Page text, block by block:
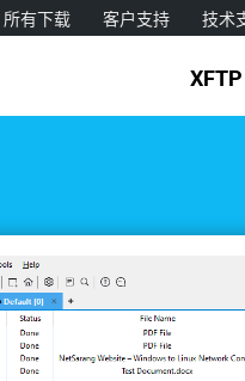
所有下载 客户支持 技术
XFTP